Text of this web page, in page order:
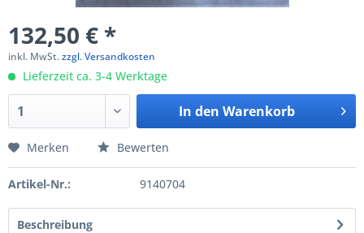
132,50 € *
inkl. MwSt.zzgl. Versandkosten
Lieferzeit ca. 3-4 Werktage
In den Warenkorb
Merken Bewerten
Artikel-Nr.: 9140704
Beschreibung